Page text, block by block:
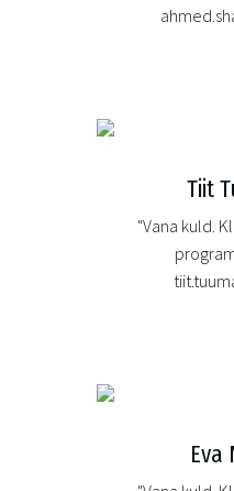
Tiit
"Vana kuld.
Eva